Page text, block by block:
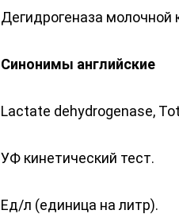
Дегидрогеназа молочной
Синонимы английские
Lactate dehydrogenase,
УФ кинетический тест.
Ед/л (единица на литр).